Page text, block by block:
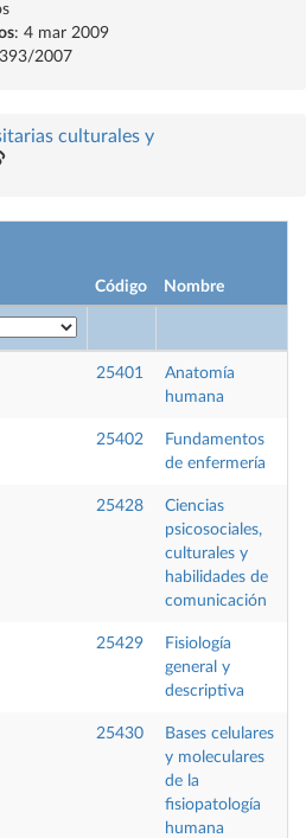
: 4 mar 2009
2007
culturales y
Código Nombre
25401
Anatomía
humana
25402
Fundamentos
de enfermería
25428
Ciencias
psicosociales,
culturales y
habilidades de
comunicación
25429
Fisiología
general y
descriptiva
25430
Bases celulares
y moleculares
de la
fisiopatología
humana